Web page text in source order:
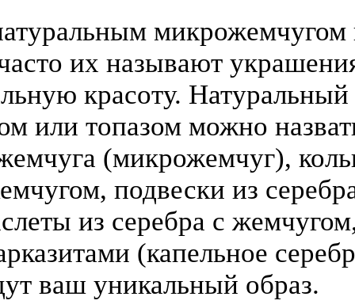
микрожемчугом
их называют
красоту.
или топазом можно
(микрожемчуг),
подвески из
из серебра с
(капельное
ваш уникальный образ.